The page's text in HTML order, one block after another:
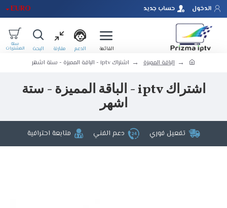
الدخول حساب جديد EURO
الباقة المميزة اشتراك iptv - الباقة المميزة - ستة اشهر
اشتراك iptv - الباقة المميزة - ستة
اشهر
تفعيل فوري دعم الفني متابعة احترافية